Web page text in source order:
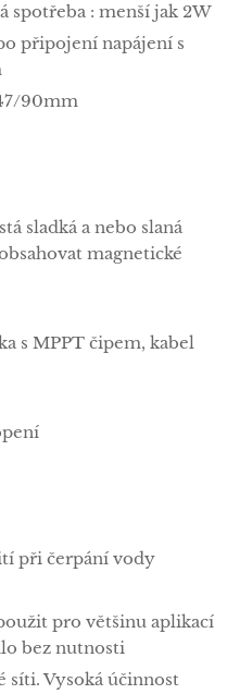
spotřeba : menší jak 2W
připojení napájení s
90mm
sladká a nebo slaná
magnetické
s MPPT čipem, kabel
při čerpání vody
pro většinu aplikací
bez nutnosti
Vysoká účinnost